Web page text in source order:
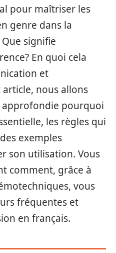
pour maîtriser les
genre dans la
signifie
En quoi cela
et
article, nous allons
pourquoi
les règles qui
exemples
son utilisation. Vous
comment, grâce à
vous
fréquentes et
en français.